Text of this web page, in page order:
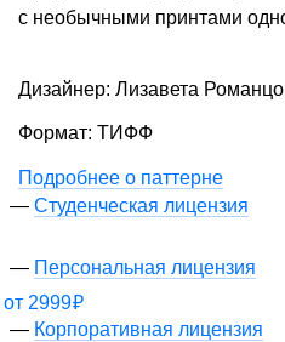
с необычными принтами
Дизайнер: Лизавета
Формат: ТИФФ
Подробнее о паттерне
Студенческая лицензия
Персональная лицензия
от 2999₽
Корпоративная лицензия